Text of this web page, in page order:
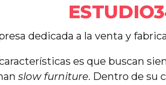
dedicada a la venta y
es que buscan
slow furniture. Dentro de su